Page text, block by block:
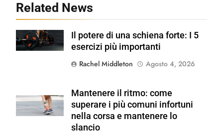
Related News
Shutterstock
Il potere di una schiena forte: I 5
esercizi più importanti
Rachel Middleton
Agosto 4, 2026
Shutterstock
Mantenere il ritmo: come
superare i più comuni infortuni
nella corsa e mantenere lo
slancio